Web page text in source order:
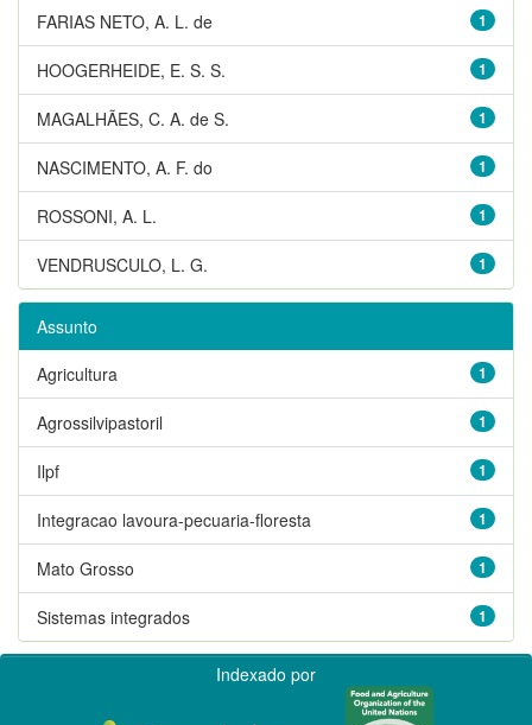
1
FARIAS NETO, A. L. de
1
HOOGERHEIDE, E. S. S.
1
MAGALHÃES, C. A. de S.
1
NASCIMENTO, A. F. do
1
ROSSONI, A. L.
1
VENDRUSCULO, L. G.
Assunto
1
Agricultura
1
Agrossilvipastoril
1
Ilpf
1
Integracao lavoura-pecuaria-floresta
1
Mato Grosso
1
Sistemas integrados
Indexado por